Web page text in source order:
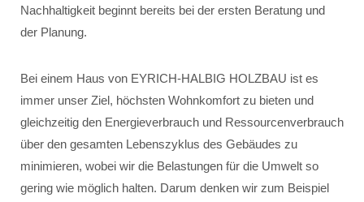
Nachhaltigkeit beginnt bereits bei der ersten Beratung und
der Planung.
Bei einem Haus von EYRICH-HALBIG HOLZBAU ist es
immer unser Ziel, höchsten Wohnkomfort zu bieten und
gleichzeitig den Energieverbrauch und Ressourcenverbrauch
über den gesamten Lebenszyklus des Gebäudes zu
minimieren, wobei wir die Belastungen für die Umwelt so
gering wie möglich halten. Darum denken wir zum Beispiel